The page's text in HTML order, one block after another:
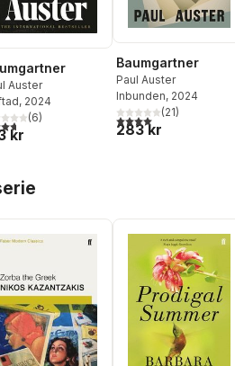
röster:
Auster
, 2024
utav 5 stjärnor. Totalt antal röster:
(6)
kr
Baumgartner
Paul Auster
Inbunden, 2024
4,0utav 5 stjärnor.
(21)
283 kr